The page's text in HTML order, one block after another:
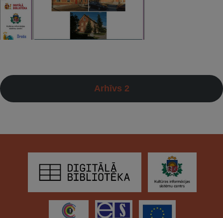
Arhīvs 2